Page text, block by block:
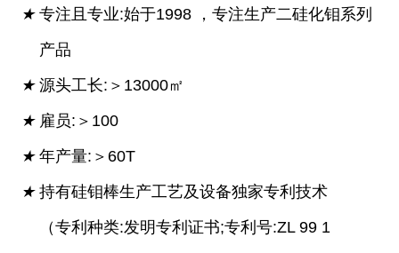
★ 专注且专业:始于1998 ，专注生产二硅化钼系列
产品
★ 源头工长:＞13000㎡
★ 雇员:＞100
★ 年产量:＞60T
★ 持有硅钼棒生产工艺及设备独家专利技术
（专利种类:发明专利证书;专利号:ZL 99 1